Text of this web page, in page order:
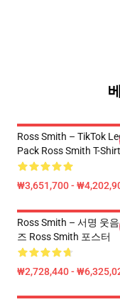
Ross Smith – TikTok
Pack Ross Smith T-
₩3,651,700 -
Ross Smith – 서명 웃
즈 Ross Smith 포스터
₩2,728,440 -